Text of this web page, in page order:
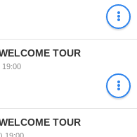
TOUR
19:00
TOUR
19:00